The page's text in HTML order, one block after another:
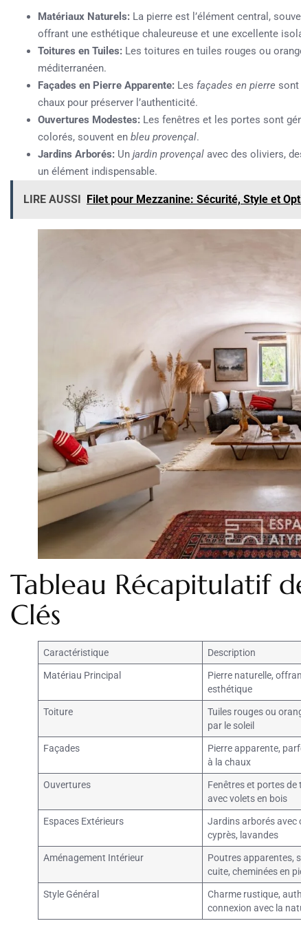
Matériaux Naturels: La pierre est l’élément central,
offrant une esthétique chaleureuse et une excellente
Toitures en Tuiles: Les toitures en tuiles rouges ou
méditerranéen.
Façades en Pierre Apparente: Les façades en pierre sont
chaux pour préserver l’authenticité.
Ouvertures Modestes: Les fenêtres et les portes sont
colorés, souvent en bleu provençal.
Jardins Arborés: Un jardin provençal avec des oliviers,
un élément indispensable.
LIRE AUSSI Filet pour Mezzanine: Sécurité, Style et
Tableau Récapitulatif
Clés
Caractéristique Description
Matériau Principal
Pierre naturelle,
esthétique
Toiture
Tuiles rouges ou
par le soleil
Façades
Pierre apparente,
à la chaux
Ouvertures
Fenêtres et portes de
avec volets en bois
Espaces Extérieurs
Jardins arborés avec
cyprès, lavandes
Aménagement Intérieur
Poutres apparentes,
cuite, cheminées en
Style Général
Charme rustique,
connexion avec la